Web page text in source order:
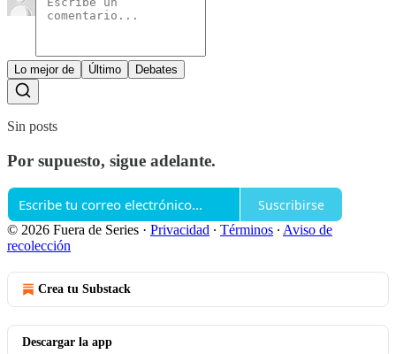
Lo mejor de Último Debates
Sin posts
Por supuesto, sigue adelante.
Suscribirse
© 2026 Fuera de Series · Privacidad ∙ Términos ∙ Aviso de
recolección
Crea tu Substack
Descargar la app